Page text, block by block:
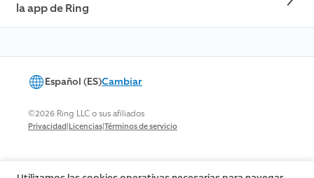
la app de Ring
Español (ES)Cambiar
©2026 Ring LLC o sus afiliados
Privacidad|Licencias|Términos de servicio